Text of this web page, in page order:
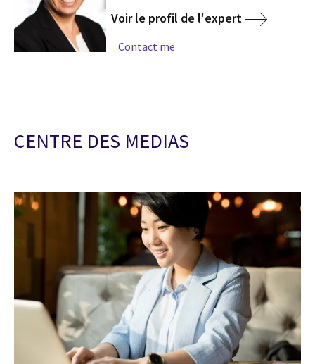
Voir le profil de l'expert
Contact me
CENTRE DES MEDIAS